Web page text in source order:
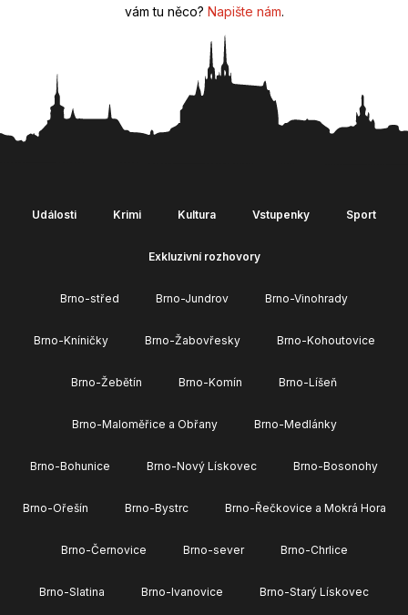
vám tu něco? Napište nám.
Události Krimi Kultura Vstupenky Sport
Exkluzivní rozhovory
Brno-střed Brno-Jundrov Brno-Vinohrady
Brno-Kníničky Brno-Žabovřesky Brno-Kohoutovice
Brno-Žebětín Brno-Komín Brno-Líšeň
Brno-Maloměřice a Obřany Brno-Medlánky
Brno-Bohunice Brno-Nový Lískovec Brno-Bosonohy
Brno-Ořešín Brno-Bystrc Brno-Řečkovice a Mokrá Hora
Brno-Černovice Brno-sever Brno-Chrlice
Brno-Slatina Brno-Ivanovice Brno-Starý Lískovec